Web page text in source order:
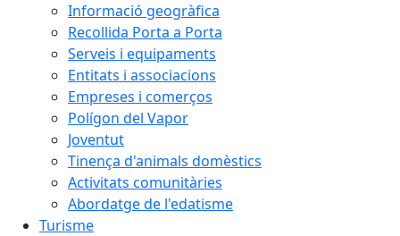
Informació geogràfica
Recollida Porta a Porta
Serveis i equipaments
Entitats i associacions
Empreses i comerços
Polígon del Vapor
Joventut
Tinença d'animals domèstics
Activitats comunitàries
Abordatge de l'edatisme
Turisme